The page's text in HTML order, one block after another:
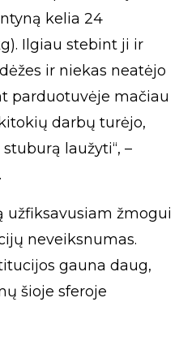
kelia 24
Ilgiau stebint ji ir
ir niekas neatėjo
parduotuvėje mačiau
darbų turėjo,
laužyti“, –
užfiksavusiam žmogui
neveiksnumas.
gauna daug,
šioje sferoje